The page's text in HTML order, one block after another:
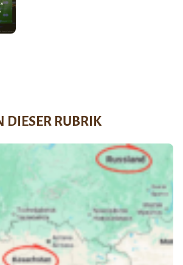
DIESER RUBRIK